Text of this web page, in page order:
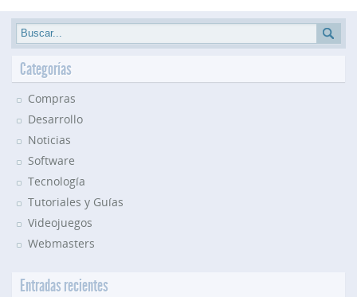
Categorías
Compras
Desarrollo
Noticias
Software
Tecnología
Tutoriales y Guías
Videojuegos
Webmasters
Entradas recientes